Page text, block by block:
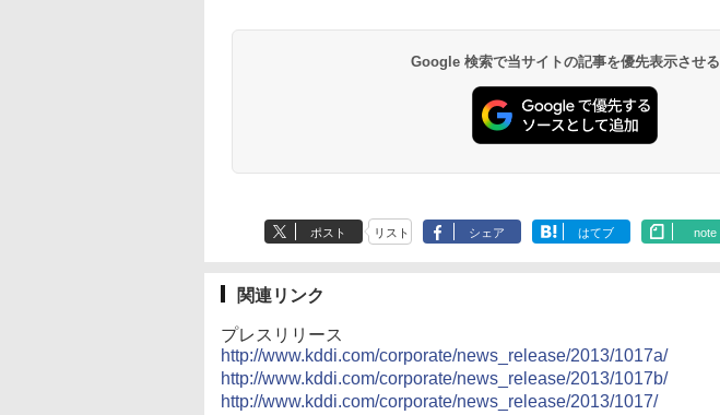
Google 検索で当サイトの記事を優先表示させる
ポスト リスト シェア はてブ note
関連リンク
プレスリリース
http://www.kddi.com/corporate/news_release/2013/1017a/
http://www.kddi.com/corporate/news_release/2013/1017b/
http://www.kddi.com/corporate/news_release/2013/1017/